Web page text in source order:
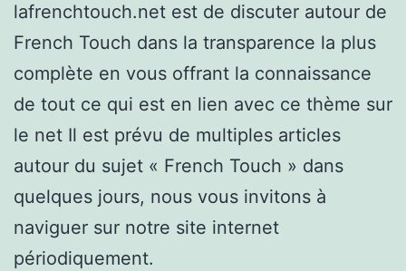
lafrenchtouch.net est de discuter autour de
French Touch dans la transparence la plus
complète en vous offrant la connaissance
de tout ce qui est en lien avec ce thème sur
le net Il est prévu de multiples articles
autour du sujet « French Touch » dans
quelques jours, nous vous invitons à
naviguer sur notre site internet
périodiquement.